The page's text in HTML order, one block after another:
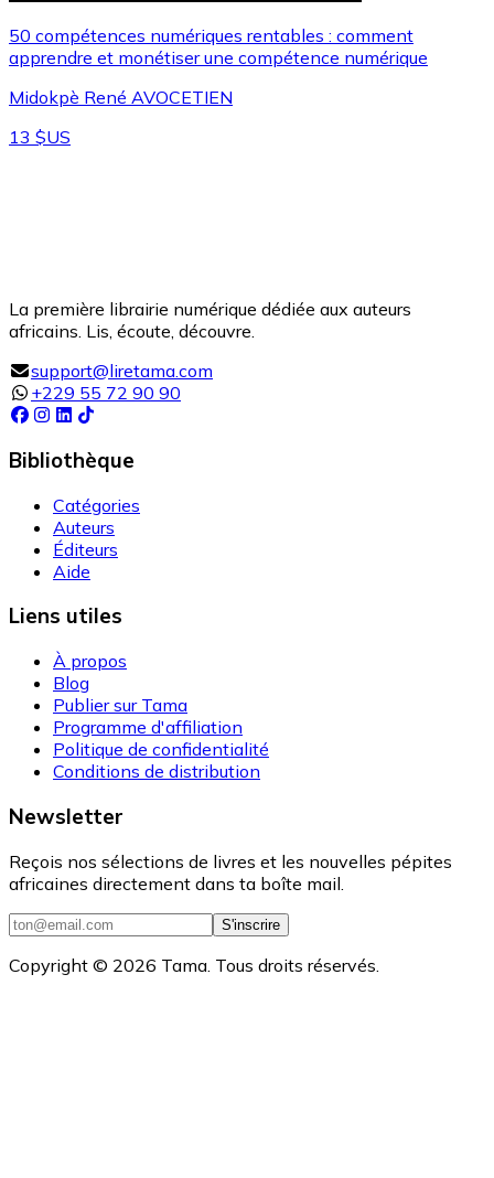
50 compétences numériques rentables : comment
apprendre et monétiser une compétence numérique
Midokpè René AVOCETIEN
13 $US
La première librairie numérique dédiée aux auteurs
africains. Lis, écoute, découvre.
support@liretama.com
+229 55 72 90 90
Bibliothèque
Catégories
Auteurs
Éditeurs
Aide
Liens utiles
À propos
Blog
Publier sur Tama
Programme d'affiliation
Politique de confidentialité
Conditions de distribution
Newsletter
Reçois nos sélections de livres et les nouvelles pépites
africaines directement dans ta boîte mail.
S'inscrire
Copyright © 2026 Tama. Tous droits réservés.